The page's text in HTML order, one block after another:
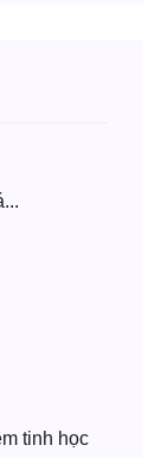
tinh học